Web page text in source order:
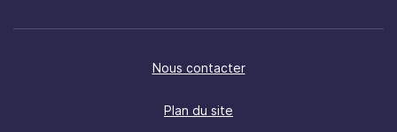
Nous contacter
Plan du site